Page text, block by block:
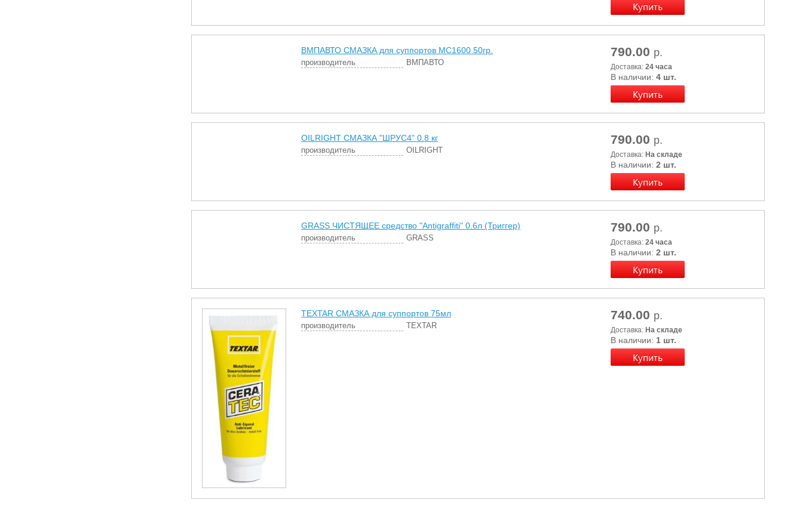
ВМПАВТО СМАЗКА для суппортов МС1600 50гр.
производитель ВМПАВТО
790.00 р.
Доставка: 24 часа
В наличии: 4 шт.
OILRIGHT СМАЗКА "ШРУС4" 0.8 кг
производитель OILRIGHT
790.00 р.
Доставка: На складе
В наличии: 2 шт.
GRASS ЧИСТЯЩЕЕ средство "Antigraffiti" 0.6л (Триггер)
производитель GRASS
790.00 р.
Доставка: 24 часа
В наличии: 2 шт.
TEXTAR СМАЗКА для суппортов 75мл
производитель TEXTAR
740.00 р.
Доставка: На складе
В наличии: 1 шт.